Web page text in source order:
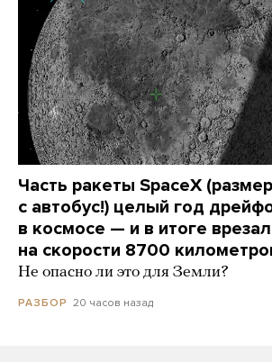
Часть ракеты SpaceX
с автобус!) целый год
в космосе — и в итоге
на скорости 8700
Не опасно ли это для Земли?
РАЗБОР 20 часов назад